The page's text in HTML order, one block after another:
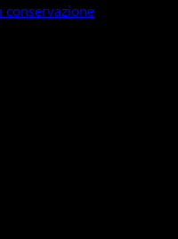
conservazione